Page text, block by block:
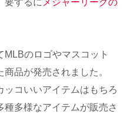
要するに メジャーリーグの
のロゴやマスコット
品が発売されました。
ッコいいアイテムはもちろ
種多様なアイテムが販売さ